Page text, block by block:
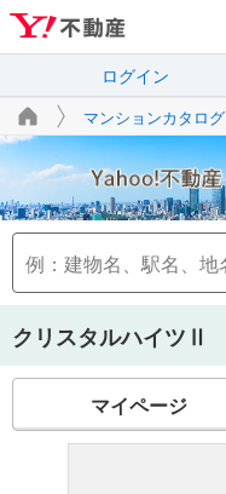
ログイン
マンションカタログ
クリスタルハイツⅡ
マイページ